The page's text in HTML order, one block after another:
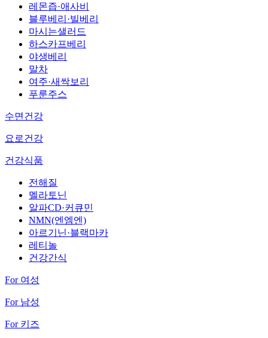
레몬즙·애사비
블루베리·빌베리
마시는샐러드
하스카프베리
야생베리
말차
여주·새싹보리
푸룬주스
수면건강
요로건강
건강식품
전해질
멜라토닌
알파CD·커큐민
NMN(엔엠엔)
아르기닌·블랙마카
레티놀
건강간식
For 여성
For 남성
For 키즈